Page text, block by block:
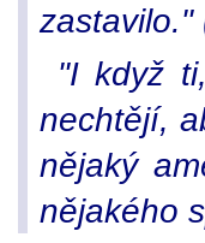
zastavilo."
"I když
nechtějí,
nějaký
nějakého